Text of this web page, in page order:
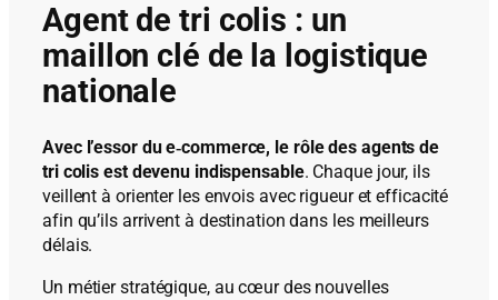
Agent de tri colis : un
maillon clé de la logistique
nationale
Avec l’essor du e‑commerce, le rôle des agents de
tri colis est devenu indispensable. Chaque jour, ils
veillent à orienter les envois avec rigueur et efficacité
afin qu’ils arrivent à destination dans les meilleurs
délais.
Un métier stratégique, au cœur des nouvelles